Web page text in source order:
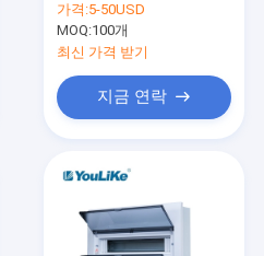
가격:5-50USD
MOQ:100개
최신 가격 받기
지금 연락